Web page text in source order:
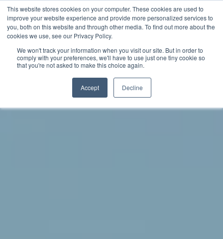
This website stores cookies on your computer. These cookies are used to
improve your website experience and provide more personalized services to
you, both on this website and through other media. To find out more about the
cookies we use, see our Privacy Policy.
We won't track your information when you visit our site. But in order to
comply with your preferences, we'll have to use just one tiny cookie so
that you're not asked to make this choice again.
Accept Decline